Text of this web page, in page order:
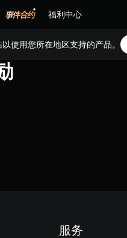
福利中心
使用您所在地区支持的产品。
服务